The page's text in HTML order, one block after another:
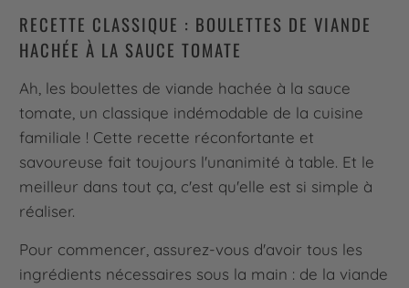
RECETTE CLASSIQUE : BOULETTES DE VIANDE
HACHÉE À LA SAUCE TOMATE
Ah, les boulettes de viande hachée à la sauce
tomate, un classique indémodable de la cuisine
familiale ! Cette recette réconfortante et
savoureuse fait toujours l'unanimité à table. Et le
meilleur dans tout ça, c'est qu'elle est si simple à
réaliser.
Pour commencer, assurez-vous d'avoir tous les
ingrédients nécessaires sous la main : de la viande